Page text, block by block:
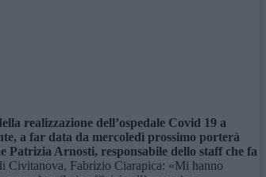
realizzazione dell’ospedale Covid 19 a
a far data da mercoledì prossimo porterà
Patrizia Arnosti, responsabile dello staff che fa
Civitanova, Fabrizio Ciarapica: «Mi hanno